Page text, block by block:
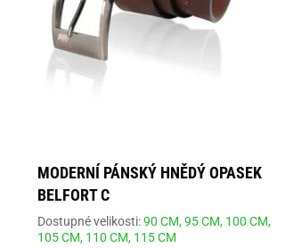
MODERNÍ PÁNSKÝ HNĚDÝ OPASEK
BELFORT C
Dostupné velikosti:90 CM,95 CM, 100 CM,
105 CM, 110 CM, 115 CM